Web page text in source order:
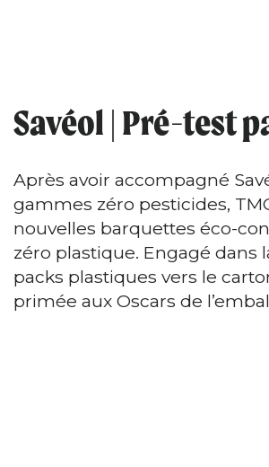
Savéol | Pré-test
Après avoir accompagné
gammes zéro pesticides,
nouvelles barquettes éco-
zéro plastique. Engagé dans
packs plastiques vers le
primée aux Oscars de